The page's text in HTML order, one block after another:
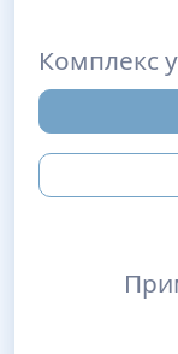
Комплекс